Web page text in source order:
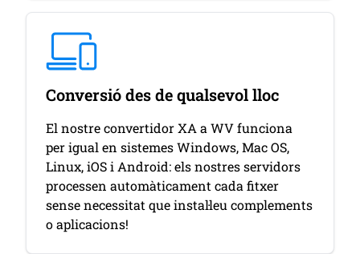
Conversió des de qualsevol lloc
El nostre convertidor XA a WV funciona
per igual en sistemes Windows, Mac OS,
Linux, iOS i Android: els nostres servidors
processen automàticament cada fitxer
sense necessitat que instal·leu complements
o aplicacions!